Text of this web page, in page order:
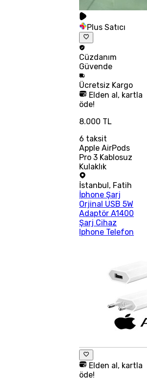
Plus Satıcı
Cüzdanım
Güvende
Ücretsiz Kargo
Elden al, kartla
öde!
8.000 TL
6 taksit
Apple AirPods
Pro 3 Kablosuz
Kulaklık
İstanbul, Fatih
İphone Şarj
Orjinal USB 5W
Adaptör A1400
Şarj Cihaz
Iphone Telefon
Elden al, kartla
öde!